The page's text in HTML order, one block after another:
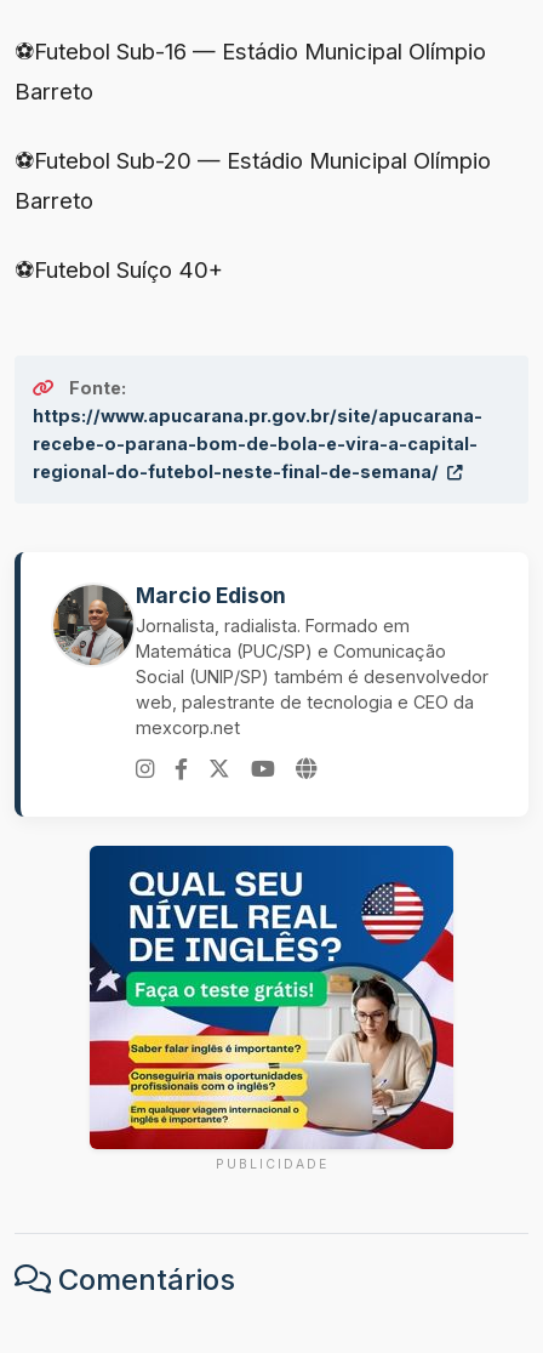
⚽Futebol Sub-16 — Estádio Municipal Olímpio
Barreto
⚽Futebol Sub-20 — Estádio Municipal Olímpio
Barreto
⚽Futebol Suíço 40+
Fonte:
https://www.apucarana.pr.gov.br/site/apucarana-
recebe-o-parana-bom-de-bola-e-vira-a-capital-
regional-do-futebol-neste-final-de-semana/
Marcio Edison
Jornalista, radialista. Formado em
Matemática (PUC/SP) e Comunicação
Social (UNIP/SP) também é desenvolvedor
web, palestrante de tecnologia e CEO da
mexcorp.net
PUBLICIDADE
Comentários